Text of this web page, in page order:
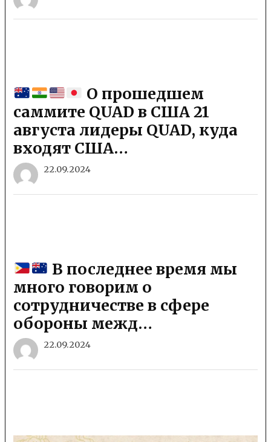
О прошедшем
саммите QUAD в США 21
августа лидеры QUAD, куда
входят США…
22.09.2024
В последнее время мы
много говорим о
сотрудничестве в сфере
обороны межд…
22.09.2024